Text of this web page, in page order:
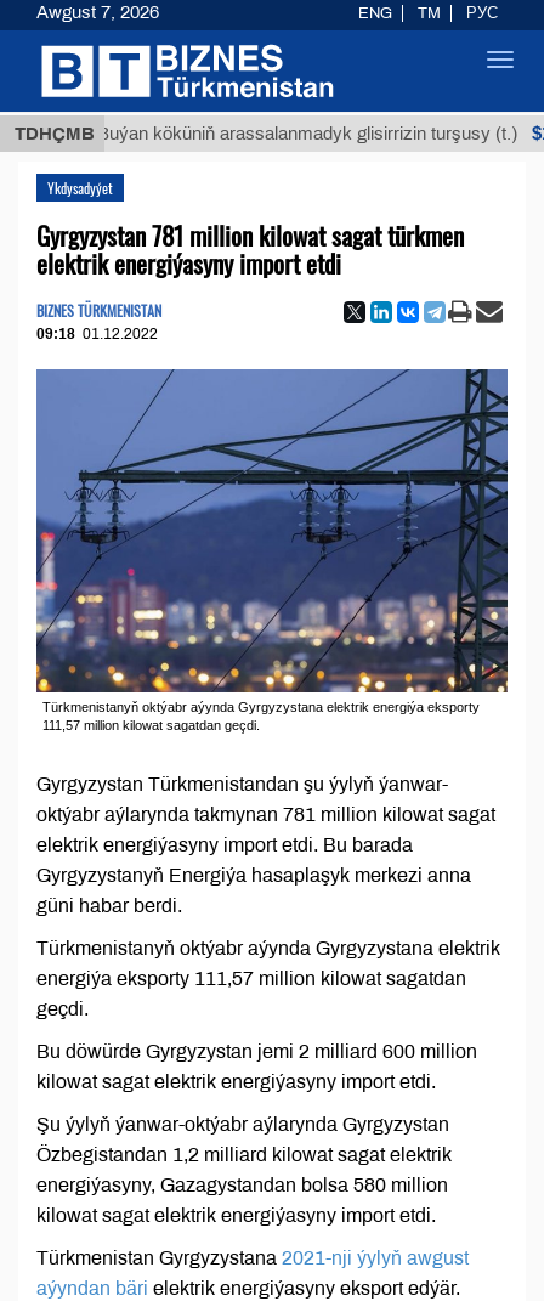
TDHÇMB
Buýan köküniň arassalanmadyk glisirrizin turşusy (t.)
Ykdysadyýet
Gyrgyzystan 781 million kilowat sagat türkmen
elektrik energiýasyny import etdi
BIZNES TÜRKMENISTAN
09:18 01.12.2022
Türkmenistanyň oktýabr aýynda Gyrgyzystana elektrik energiýa eksporty
111,57 million kilowat sagatdan geçdi.
Gyrgyzystan Türkmenistandan şu ýylyň ýanwar-
oktýabr aýlarynda takmynan 781 million kilowat sagat
elektrik energiýasyny import etdi. Bu barada
Gyrgyzystanyň Energiýa hasaplaşyk merkezi anna
güni habar berdi.
Türkmenistanyň oktýabr aýynda Gyrgyzystana elektrik
energiýa eksporty 111,57 million kilowat sagatdan
geçdi.
Bu döwürde Gyrgyzystan jemi 2 milliard 600 million
kilowat sagat elektrik energiýasyny import etdi.
Şu ýylyň ýanwar-oktýabr aýlarynda Gyrgyzystan
Özbegistandan 1,2 milliard kilowat sagat elektrik
energiýasyny, Gazagystandan bolsa 580 million
kilowat sagat elektrik energiýasyny import etdi.
Türkmenistan Gyrgyzystana 2021-nji ýylyň awgust
aýyndan bäri elektrik energiýasyny eksport edýär.
Awgust 7, 2026 ENG TM РУС